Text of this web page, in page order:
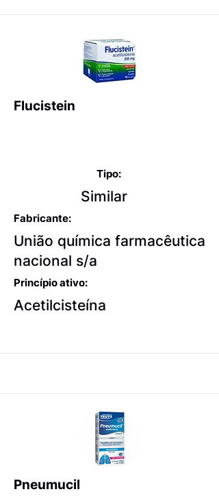
Flucistein
Tipo:
Similar
Fabricante:
União química farmacêutica
nacional s/a
Princípio ativo:
Acetilcisteína
Pneumucil